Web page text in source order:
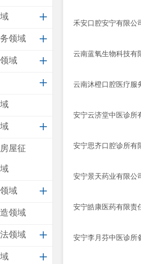
领域
域
屋征
域
领域
领域
禾安口腔安宁有限公
云南蓝氧生物科技有
云南沐橙口腔医疗服
安宁云济堂中医诊所
安宁思齐口腔诊所有
安宁景天药业有限公
安宁皓康医药有限责
安宁李月芬中医诊所